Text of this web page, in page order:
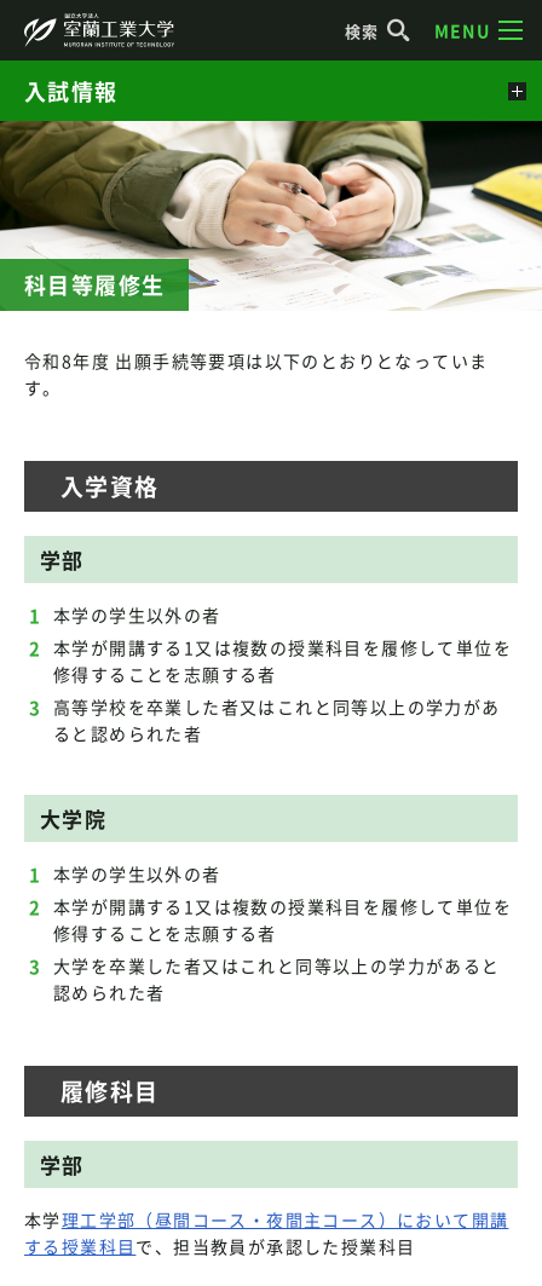
検索 MENU
科目等履修生
令和8年度 出願手続等要項は以下のとおりとなっていま
す。
入学資格
学部
本学の学生以外の者
本学が開講する1又は複数の授業科目を履修して単位を
修得することを志願する者
高等学校を卒業した者又はこれと同等以上の学力があ
ると認められた者
大学院
本学の学生以外の者
本学が開講する1又は複数の授業科目を履修して単位を
修得することを志願する者
大学を卒業した者又はこれと同等以上の学力があると
認められた者
履修科目
学部
本学理工学部（昼間コース・夜間主コース）において開講
する授業科目 で、担当教員が承認した授業科目
入試情報